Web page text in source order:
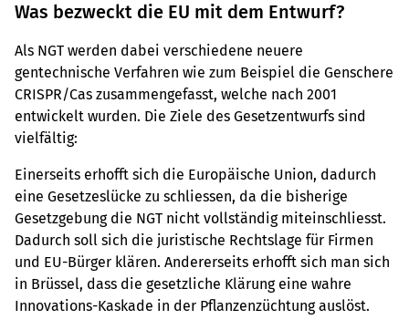
Was bezweckt die EU mit dem Entwurf?
Als NGT werden dabei verschiedene neuere
gentechnische Verfahren wie zum Beispiel die Genschere
CRISPR/Cas zusammengefasst, welche nach 2001
entwickelt wurden. Die Ziele des Gesetzentwurfs sind
vielfältig:
Einerseits erhofft sich die Europäische Union, dadurch
eine Gesetzeslücke zu schliessen, da die bisherige
Gesetzgebung die NGT nicht vollständig miteinschliesst.
Dadurch soll sich die juristische Rechtslage für Firmen
und EU-Bürger klären. Andererseits erhofft sich man sich
in Brüssel, dass die gesetzliche Klärung eine wahre
Innovations-Kaskade in der Pflanzenzüchtung auslöst.